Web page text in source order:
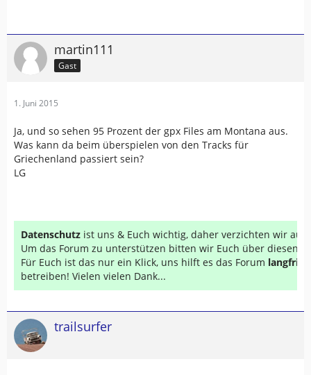
martin111
Gast
1. Juni 2015
Ja, und so sehen 95 Prozent der gpx Files am Montana aus.
Was kann da beim überspielen von den Tracks für
Griechenland passiert sein?
LG
Datenschutz ist uns & Euch wichtig, daher verzichten wir auf
Um das Forum zu unterstützen bitten wir Euch über diesen
Für Euch ist das nur ein Klick, uns hilft es das Forum
betreiben! Vielen vielen Dank...
trailsurfer